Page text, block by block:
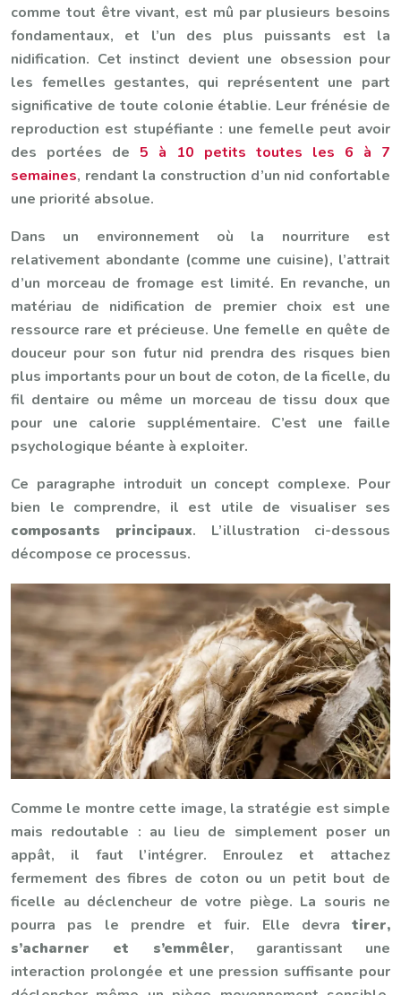
comme tout être vivant, est mû par plusieurs besoins
fondamentaux, et l’un des plus puissants est la
nidification. Cet instinct devient une obsession pour
les femelles gestantes, qui représentent une part
significative de toute colonie établie. Leur frénésie de
reproduction est stupéfiante : une femelle peut avoir
des portées de 5 à 10 petits toutes les 6 à 7
semaines, rendant la construction d’un nid confortable
une priorité absolue.
Dans un environnement où la nourriture est
relativement abondante (comme une cuisine), l’attrait
d’un morceau de fromage est limité. En revanche, un
matériau de nidification de premier choix est une
ressource rare et précieuse. Une femelle en quête de
douceur pour son futur nid prendra des risques bien
plus importants pour un bout de coton, de la ficelle, du
fil dentaire ou même un morceau de tissu doux que
pour une calorie supplémentaire. C’est une faille
psychologique béante à exploiter.
Ce paragraphe introduit un concept complexe. Pour
bien le comprendre, il est utile de visualiser ses
composants principaux. L’illustration ci-dessous
décompose ce processus.
Comme le montre cette image, la stratégie est simple
mais redoutable : au lieu de simplement poser un
appât, il faut l’intégrer. Enroulez et attachez
fermement des fibres de coton ou un petit bout de
ficelle au déclencheur de votre piège. La souris ne
pourra pas le prendre et fuir. Elle devra tirer,
s’acharner et s’emmêler, garantissant une
interaction prolongée et une pression suffisante pour